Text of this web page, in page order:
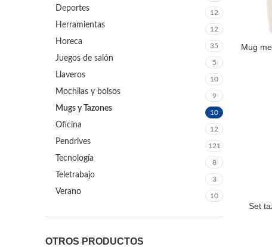
Deportes 12
Herramientas 12
Horeca 35
Juegos de salón 5
Llaveros 10
Mochilas y bolsos 9
Mugs y Tazones 10
Oficina 12
Pendrives 121
Tecnología 8
Teletrabajo 3
Verano 10
OTROS PRODUCTOS
LEER MÁS
Mug
LEER MÁS
Set